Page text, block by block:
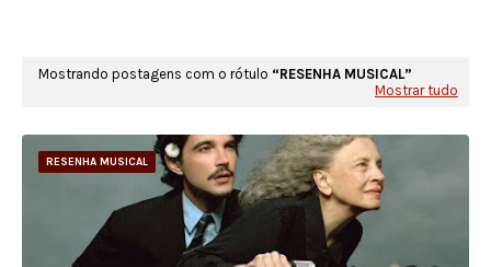
Mostrando postagens com o rótulo
RESENHA MUSICAL
Mostrar tudo
RESENHA MUSICAL